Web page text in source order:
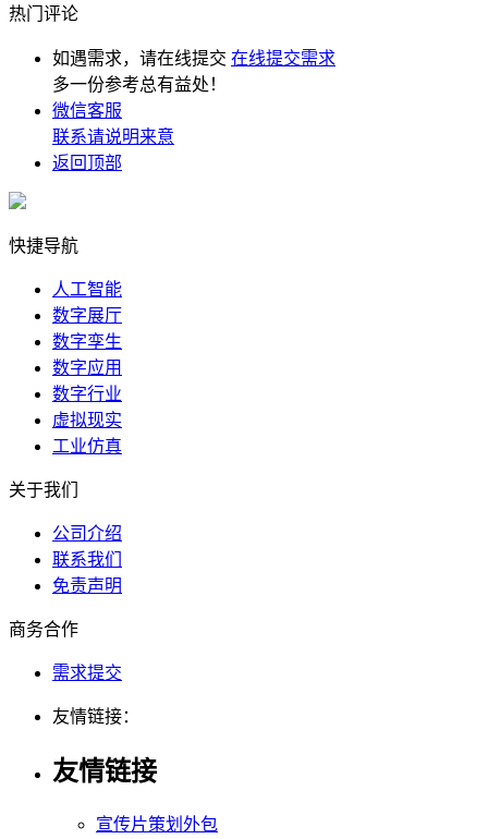
热门评论
如遇需求，请在线提交 在线提交需求
多一份参考总有益处！
微信客服
联系请说明来意
返回顶部
快捷导航
人工智能
数字展厅
数字孪生
数字应用
数字行业
虚拟现实
工业仿真
关于我们
公司介绍
联系我们
免责声明
商务合作
需求提交
友情链接：
友情链接
宣传片策划外包